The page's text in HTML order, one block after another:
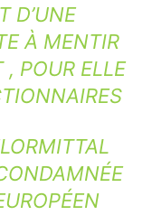
D’UNE
À MENTIR
, POUR ELLE